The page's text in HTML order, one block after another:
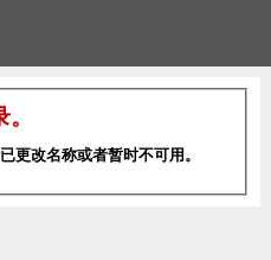
更改名称或者暂时不可用。